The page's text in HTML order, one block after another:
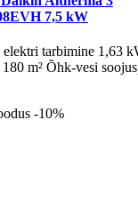
7,5 kW
tarbimine 1,63
m² Õhk-vesi
-10%